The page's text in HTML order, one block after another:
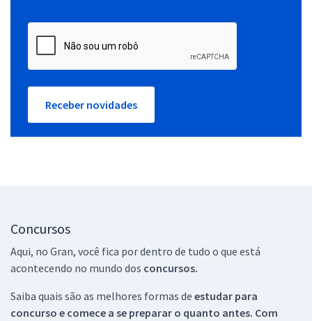
Receber novidades
Concursos
Aqui, no Gran, você fica por dentro de tudo o que está
acontecendo no mundo dos concursos.
Saiba quais são as melhores formas de estudar para
concurso e comece a se preparar o quanto antes. Com